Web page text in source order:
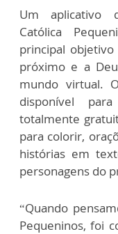
Um aplicativo
Católica
principal
próximo e a
mundo virtual.
disponível
totalmente
para colorir,
histórias em
personagens do
“Quando
Pequeninos, foi